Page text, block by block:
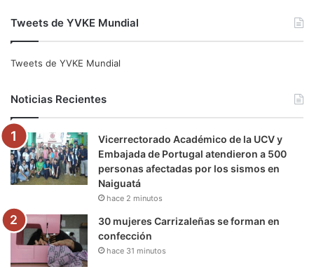
e
o
o
k
t
e
r
b
e
g
r
a
r
a
m
k
Tweets de YVKE Mundial
Tweets de YVKE Mundial
Noticias Recientes
Vicerrectorado Académico de la UCV y
Embajada de Portugal atendieron a 500
personas afectadas por los sismos en
Naiguatá
hace 2 minutos
30 mujeres Carrizaleñas se forman en
confección
hace 31 minutos